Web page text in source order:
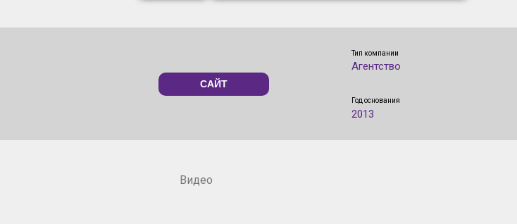
САЙТ
Тип компании
Год основания
Агентство
2013
Видео